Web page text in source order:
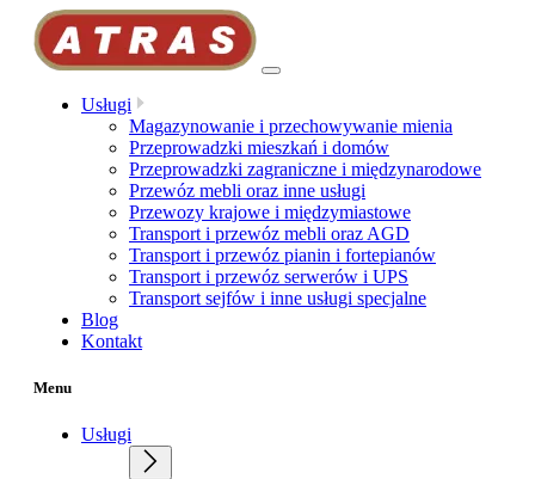
Przejdź
treści
Usługi
Magazynowanie i przechowywanie mienia
Przeprowadzki mieszkań i domów
Przeprowadzki zagraniczne i międzynarodowe
Przewóz mebli oraz inne usługi
Przewozy krajowe i międzymiastowe
Transport i przewóz mebli oraz AGD
Transport i przewóz pianin i fortepianów
Transport i przewóz serwerów i UPS
Transport sejfów i inne usługi specjalne
Blog
Kontakt
Menu
Usługi